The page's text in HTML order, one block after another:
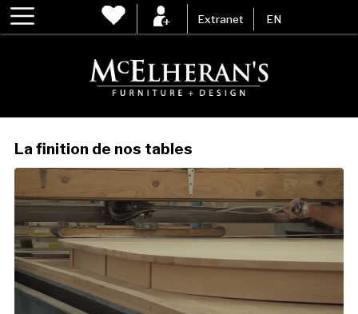
Extranet EN
La finition de nos tables